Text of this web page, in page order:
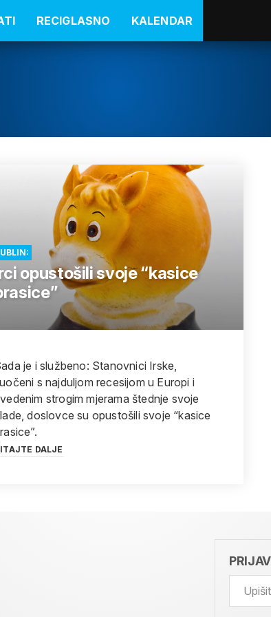
RECIGLASNO KALENDAR
opustošili svoje “kasice
je i službeno: Stanovnici Irske,
s najduljom recesijom u Europi i
strogim mjerama štednje svoje
doslovce su opustošili svoje “kasice
DALJE